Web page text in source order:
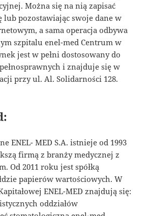
Można się na nią zapisać
pozostawiając swoje dane w
a sama operacja odbywa
szpitalu enel-med Centrum w
jest w pełni dostosowany do
i znajduje się w
przy ul. Al. Solidarności 128.
ENEL- MED S.A. istnieje od 1993
firmą z branży medycznej z
Od 2011 roku jest spółką
papierów wartościowych. W
ENEL-MED znajdują się:
oddziałów